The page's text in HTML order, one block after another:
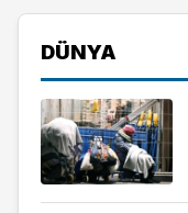
DÜNYA